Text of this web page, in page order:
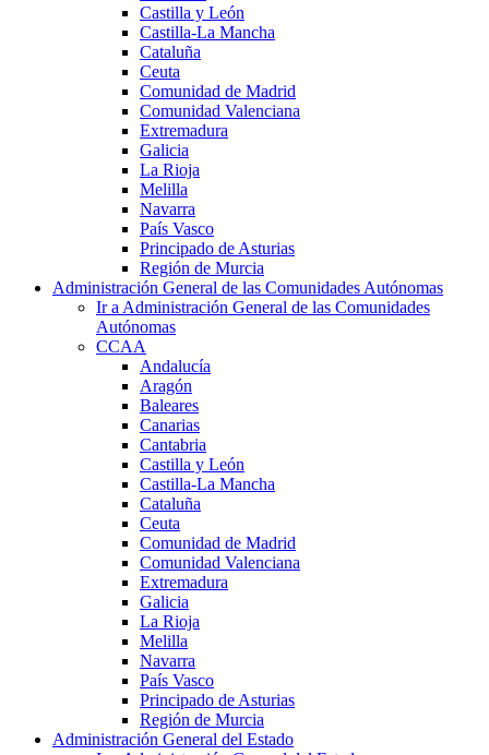
Castilla y León
Castilla-La Mancha
Cataluña
Ceuta
Comunidad de Madrid
Comunidad Valenciana
Extremadura
Galicia
La Rioja
Melilla
Navarra
País Vasco
Principado de Asturias
Región de Murcia
Administración General de las Comunidades Autónomas
Ir a Administración General de las Comunidades
Autónomas
CCAA
Andalucía
Aragón
Baleares
Canarias
Cantabria
Castilla y León
Castilla-La Mancha
Cataluña
Ceuta
Comunidad de Madrid
Comunidad Valenciana
Extremadura
Galicia
La Rioja
Melilla
Navarra
País Vasco
Principado de Asturias
Región de Murcia
Administración General del Estado